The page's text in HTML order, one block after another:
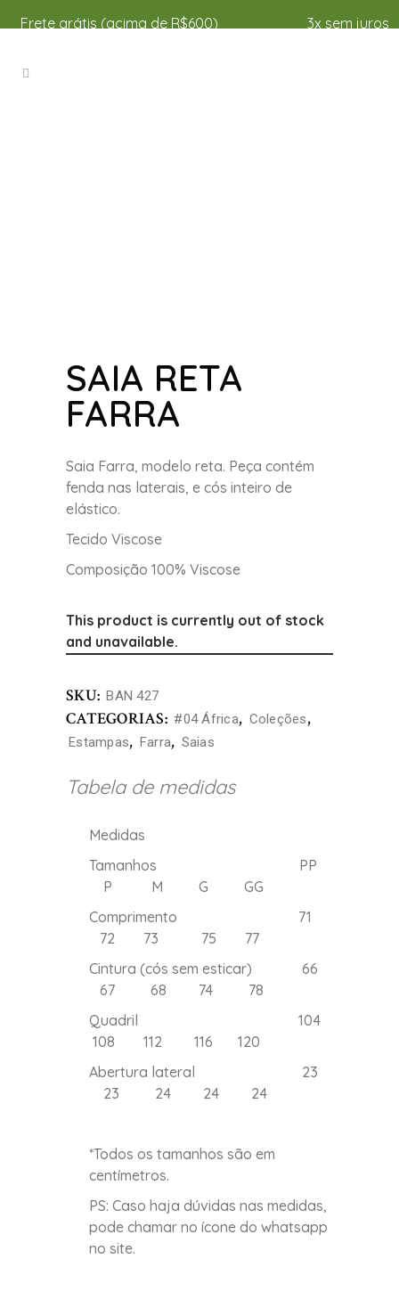
Frete grátis (acima de R$600) 3x sem juros
SAIA RETA
FARRA
Saia Farra, modelo reta. Peça contém
fenda nas laterais, e cós inteiro de
elástico.
Tecido Viscose
Composição 100% Viscose
This product is currently out of stock
and unavailable.
SKU: BAN 427
CATEGORIAS: #04 África, Coleções,
Estampas, Farra, Saias
Tabela de medidas
Medidas
Tamanhos PP
P M G GG
Comprimento 71
72 73 75 77
Cintura (cós sem esticar) 66
67 68 74 78
Quadril 104
108 112 116 120
Abertura lateral 23
23 24 24 24
*Todos os tamanhos são em
centímetros.
PS: Caso haja dúvidas nas medidas,
pode chamar no ícone do whatsapp
no site.